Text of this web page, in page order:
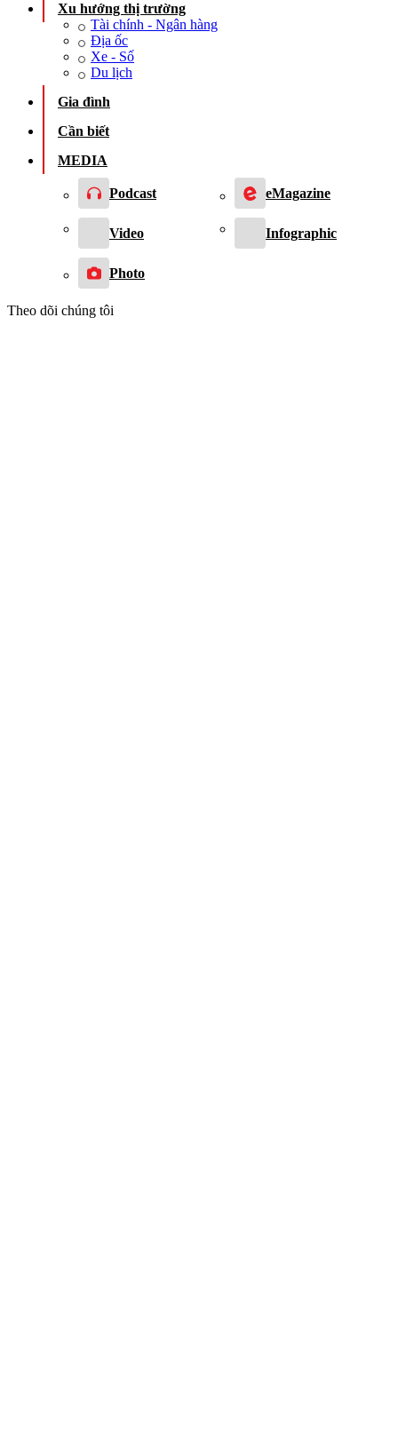
Xu hướng thị trường
Tài chính - Ngân hàng
Địa ốc
Xe - Số
Du lịch
Gia đình
Cần biết
MEDIA
Podcast eMagazine
Video Infographic
Photo
Theo dõi chúng tôi